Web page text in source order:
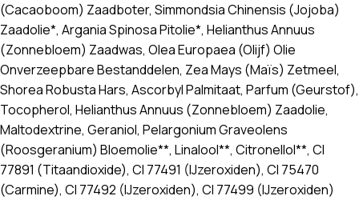
(Cacaoboom) Zaadboter, Simmondsia Chinensis (Jojoba)
Zaadolie*, Argania Spinosa Pitolie*, Helianthus Annuus
(Zonnebloem) Zaadwas, Olea Europaea (Olijf) Olie
Onverzeepbare Bestanddelen, Zea Mays (Maïs) Zetmeel,
Shorea Robusta Hars, Ascorbyl Palmitaat, Parfum (Geurstof),
Tocopherol, Helianthus Annuus (Zonnebloem) Zaadolie,
Maltodextrine, Geraniol, Pelargonium Graveolens
(Roosgeranium) Bloemolie**, Linalool**, Citronellol**, CI
77891 (Titaandioxide), CI 77491 (IJzeroxiden), CI 75470
(Carmine), CI 77492 (IJzeroxiden), CI 77499 (IJzeroxiden)